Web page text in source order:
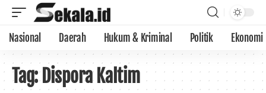
Nasional Daerah Hukum & Kriminal Politik Ekonomi
Tag: Dispora Kaltim